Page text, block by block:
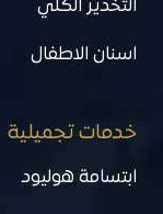
التخدير الكلي
اسنان الاطفال
خدمات تجميلية
ابتسامة هوليود